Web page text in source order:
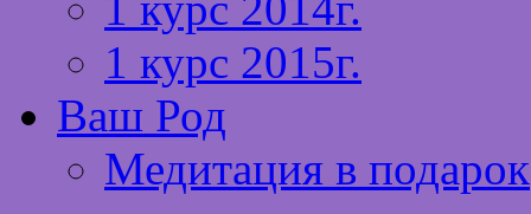
1 курс 2015г.
Ваш Род
Медитация в подарок